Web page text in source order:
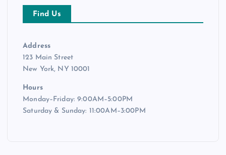
Find Us
Address
123 Main Street
New York, NY 10001
Hours
Monday–Friday: 9:00AM–5:00PM
Saturday & Sunday: 11:00AM–3:00PM